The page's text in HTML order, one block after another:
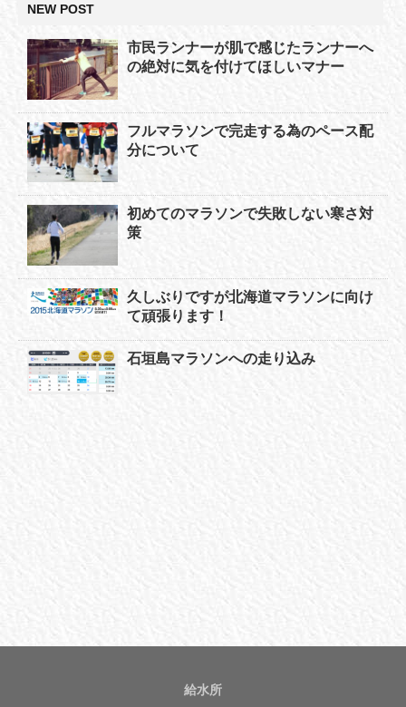
NEW POST
市民ランナーが肌で感じたランナーへ
の絶対に気を付けてほしいマナー
フルマラソンで完走する為のペース配
分について
初めてのマラソンで失敗しない寒さ対
策
久しぶりですが北海道マラソンに向け
て頑張ります！
石垣島マラソンへの走り込み
給水所